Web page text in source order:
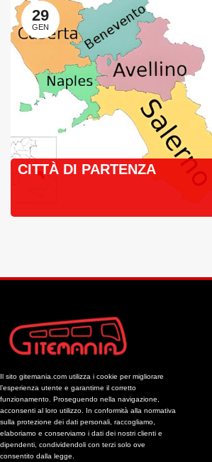
29
GEN
CITTÀ DI PARTENZA
Il sito gitemania.com utilizza i cookie per migliorare
l’esperienza utente e garantirne il corretto
funzionamento. Proseguendo nella navigazione,
acconsenti al loro utilizzo. In conformità alla normativa
sulla protezione dei dati personali, raccogliamo,
elaboriamo e conserviamo i dati dei nostri clienti e
dipendenti, condividendoli con terzi solo ove
consentito dalla legge.